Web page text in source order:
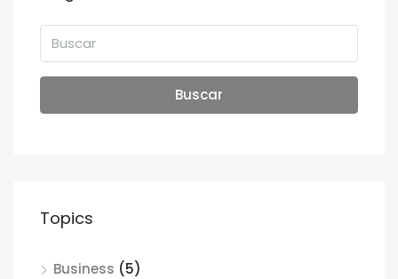
Buscar
Topics
Business (5)